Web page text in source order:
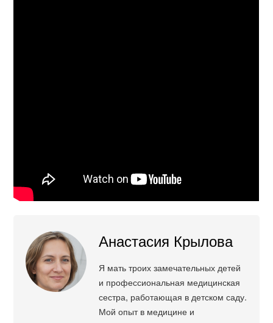
Анастасия Крылова
Я мать троих замечательных детей
и профессиональная медицинская
сестра, работающая в детском саду.
Мой опыт в медицине и